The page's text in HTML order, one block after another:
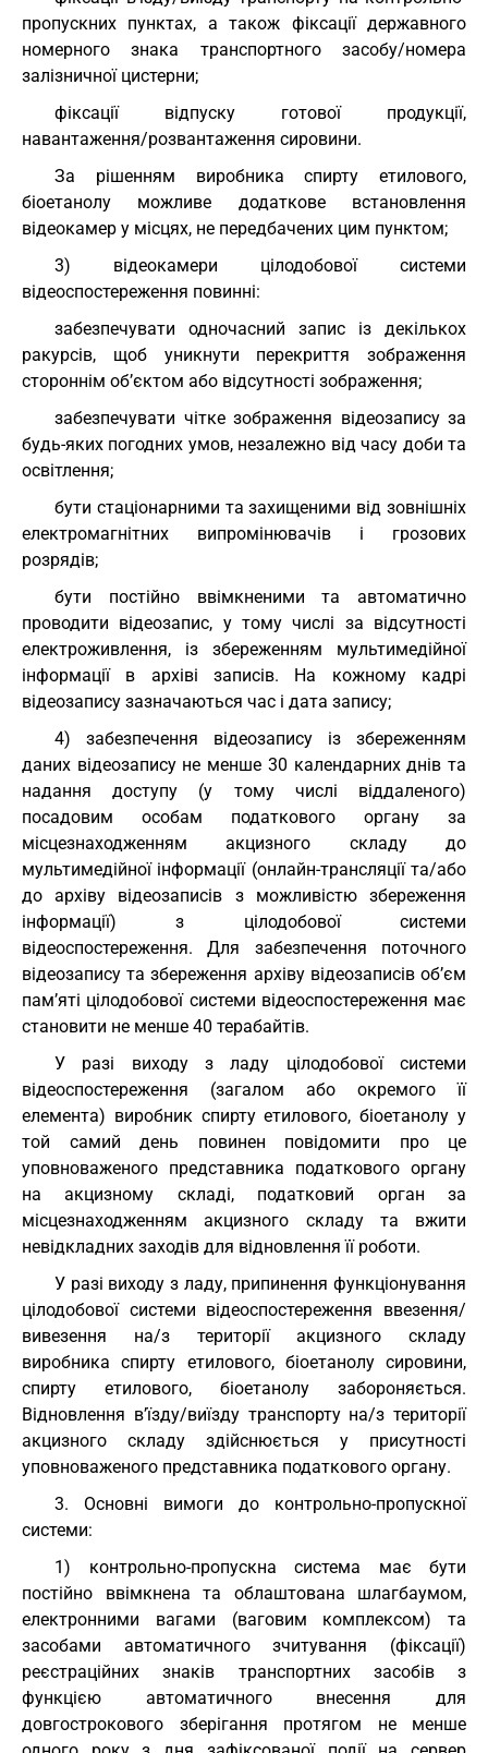
пропускних пунктах, а також фіксації державного
номерного знака транспортного засобу/номера
залізничної цистерни;
фіксації відпуску готової продукції,
навантаження/розвантаження сировини.
За рішенням виробника спирту етилового,
біоетанолу можливе додаткове встановлення
відеокамер у місцях, не передбачених цим пунктом;
3) відеокамери цілодобової системи
відеоспостереження повинні:
забезпечувати одночасний запис із декількох
ракурсів, щоб уникнути перекриття зображення
стороннім об’єктом або відсутності зображення;
забезпечувати чітке зображення відеозапису за
будь-яких погодних умов, незалежно від часу доби та
освітлення;
бути стаціонарними та захищеними від зовнішніх
електромагнітних випромінювачів і грозових
розрядів;
бути постійно ввімкненими та автоматично
проводити відеозапис, у тому числі за відсутності
електроживлення, із збереженням мультимедійної
інформації в архіві записів. На кожному кадрі
відеозапису зазначаються час і дата запису;
4) забезпечення відеозапису із збереженням
даних відеозапису не менше 30 календарних днів та
надання доступу (у тому числі віддаленого)
посадовим особам податкового органу за
місцезнаходженням акцизного складу до
мультимедійної інформації (онлайн-трансляції та/або
до архіву відеозаписів з можливістю збереження
інформації) з цілодобової системи
відеоспостереження. Для забезпечення поточного
відеозапису та збереження архіву відеозаписів об’єм
пам’яті цілодобової системи відеоспостереження має
становити не менше 40 терабайтів.
У разі виходу з ладу цілодобової системи
відеоспостереження (загалом або окремого її
елемента) виробник спирту етилового, біоетанолу у
той самий день повинен повідомити про це
уповноваженого представника податкового органу
на акцизному складі, податковий орган за
місцезнаходженням акцизного складу та вжити
невідкладних заходів для відновлення її роботи.
У разі виходу з ладу, припинення функціонування
цілодобової системи відеоспостереження ввезення/
вивезення на/з території акцизного складу
виробника спирту етилового, біоетанолу сировини,
спирту етилового, біоетанолу забороняється.
Відновлення в’їзду/виїзду транспорту на/з території
акцизного складу здійснюється у присутності
уповноваженого представника податкового органу.
3. Основні вимоги до контрольно-пропускної
системи:
1) контрольно-пропускна система має бути
постійно ввімкнена та облаштована шлагбаумом,
електронними вагами (ваговим комплексом) та
засобами автоматичного зчитування (фіксації)
реєстраційних знаків транспортних засобів з
функцією автоматичного внесення для
довгострокового зберігання протягом не менше